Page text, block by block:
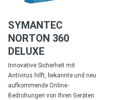
SYMANTEC
NORTON 360
DELUXE
Innovative Sicherheit mit
Antivirus hilft, bekannte und neu
aufkommende Online-
Bedrohungen von Ihren Geräten